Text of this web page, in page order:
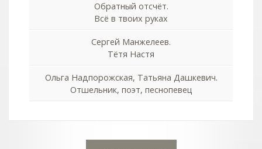
Обратный отсчёт.
Всё в твоих руках
Сергей Манжелеев.
Тётя Настя
Ольга Надпорожская, Татьяна Дашкевич.
Отшельник, поэт, песнопевец